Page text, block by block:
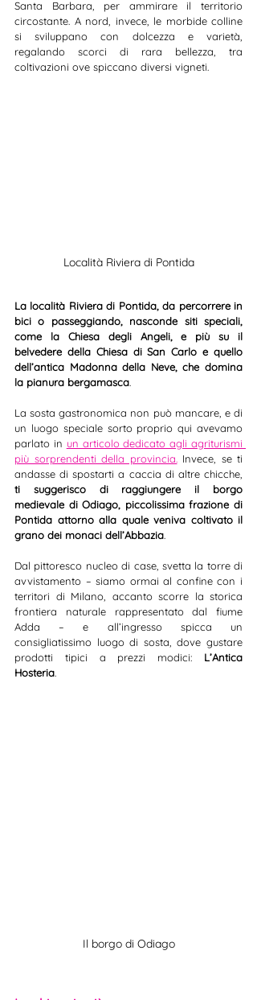
Santa Barbara, per ammirare il territorio
circostante. A nord, invece, le morbide colline
si sviluppano con dolcezza e varietà,
regalando scorci di rara bellezza, tra
coltivazioni ove spiccano diversi vigneti.
Località Riviera di Pontida
La località Riviera di Pontida, da percorrere in
bici o passeggiando, nasconde siti speciali,
come la Chiesa degli Angeli, e più su il
belvedere della Chiesa di San Carlo e quello
dell’antica Madonna della Neve, che domina
la pianura bergamasca.
La sosta gastronomica non può mancare, e di
un luogo speciale sorto proprio qui avevamo
parlato in un articolo dedicato agli agriturismi
più sorprendenti della provincia. Invece, se ti
ti suggerisco di raggiungere il borgo
medievale di Odiago, piccolissima frazione di
Pontida attorno alla quale veniva coltivato il
grano dei monaci dell’Abbazia.
Dal pittoresco nucleo di case, svetta la torre di
avvistamento – siamo ormai al confine con i
territori di Milano, accanto scorre la storica
frontiera naturale rappresentato dal fiume
Adda – e all’ingresso spicca un
consigliatissimo luogo di sosta, dove gustare
prodotti tipici a prezzi modici: L’Antica
Hosteria.
Il borgo di Odiago